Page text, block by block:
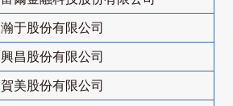
瀚于股份有限公司
興昌股份有限公司
賀美股份有限公司